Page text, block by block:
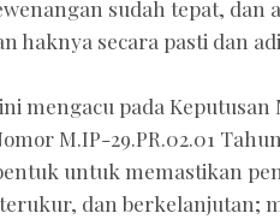
sudah tepat,
haknya secara pasti dan
mengacu pada
M.IP-29.PR.02.01
untuk memastikan
dan berkelanjutan;